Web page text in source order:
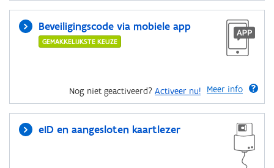
Beveiligingscode via mobiele app
GEMAKKELIJKSTE KEUZE
Meer info
Nog niet geactiveerd? Activeer nu!
eID en aangesloten kaartlezer